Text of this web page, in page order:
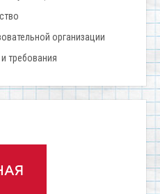
организации
требования